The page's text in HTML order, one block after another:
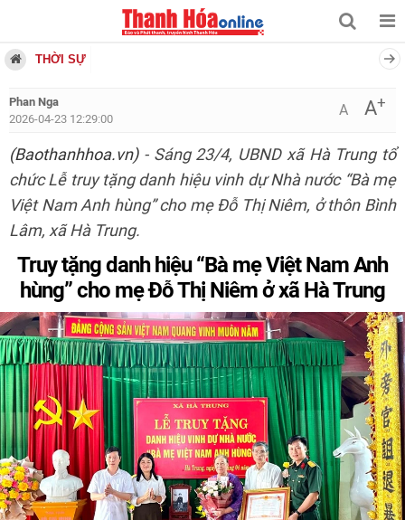
THỜI SỰ
Phan Nga
2026-04-23 12:29:00
A A+
(Baothanhhoa.vn)- Sáng 23/4, UBND xã Hà Trung tổ
chức Lễ truy tặng danh hiệu vinh dự Nhà nước “Bà mẹ
Việt Nam Anh hùng” cho mẹ Đỗ Thị Niêm, ở thôn Bình
Lâm, xã Hà Trung.
Truy tặng danh hiệu “Bà mẹ Việt Nam Anh
hùng” cho mẹ Đỗ Thị Niêm ở xã Hà Trung